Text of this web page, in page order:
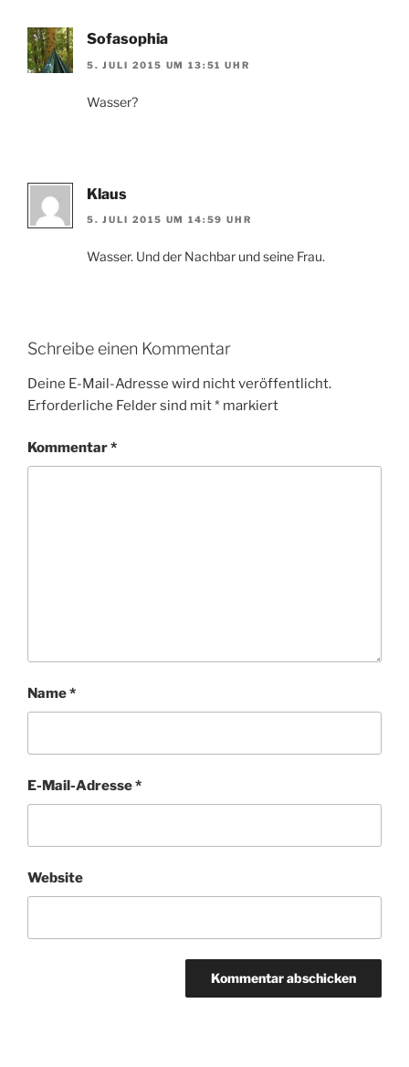
Sofasophia
5. JULI 2015 UM 13:51 UHR
Wasser?
Klaus
5. JULI 2015 UM 14:59 UHR
Wasser. Und der Nachbar und seine Frau.
Schreibe einen Kommentar
Deine E-Mail-Adresse wird nicht veröffentlicht.
Erforderliche Felder sind mit* markiert
Kommentar*
Name*
E-Mail-Adresse*
Website